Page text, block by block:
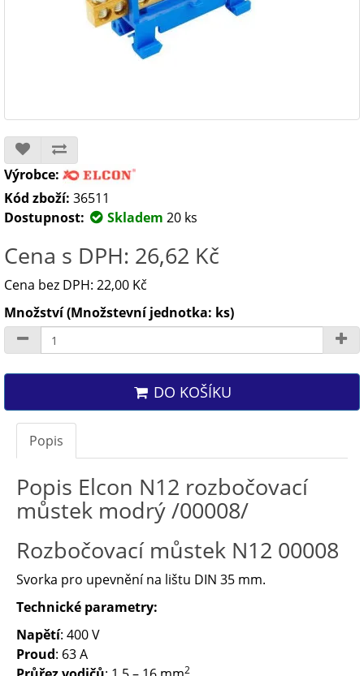
Výrobce:
Kód zboží: 36511
Dostupnost:
Skladem 20 ks
Cena s DPH: 26,62 Kč
Cena bez DPH: 22,00 Kč
Množství (Množstevní jednotka: ks)
DO KOŠÍKU
Popis
Popis Elcon N12 rozbočovací
můstek modrý /00008/
Rozbočovací můstek N12 00008
Svorka pro upevnění na lištu DIN 35 mm.
Technické parametry:
Napětí: 400 V
Proud: 63 A
2